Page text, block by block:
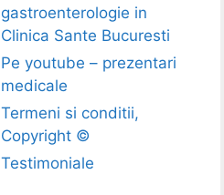
gastroenterologie in
Clinica Sante Bucuresti
Pe youtube – prezentari
medicale
Termeni si conditii,
Copyright ©
Testimoniale